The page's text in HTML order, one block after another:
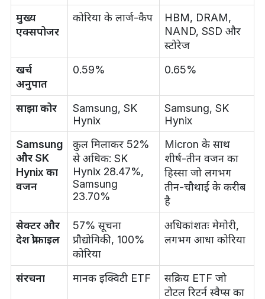
मुख्य
एक्सपोजर
कोरिया के लार्ज-कैप
HBM, DRAM,
NAND, SSD और
स्टोरेज
खर्च
अनुपात
0.59% 0.65%
साझा कोर
Samsung, SK
Hynix
Samsung, SK
Hynix
Samsung
और SK
Hynix का
वजन
कुल मिलाकर 52%
से अधिक: SK
Hynix 28.47%,
Samsung
23.70%
Micron के साथ
शीर्ष-तीन वजन का
हिस्सा जो लगभग
तीन-चौथाई के करीब
है
सेक्टर और
देश प्रोफ़ाइल
57% सूचना
प्रौद्योगिकी, 100%
कोरिया
अधिकांशतः मेमोरी,
लगभग आधा कोरिया
संरचना मानक इक्विटी ETF
सक्रिय ETF जो
टोटल रिटर्न स्वैप्स का